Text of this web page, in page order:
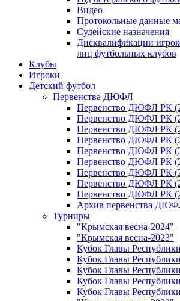
Видео
Протокольные данные
Судейские назначения
Дисквалификации
лиц футбольных клубов
Клубы
Игроки
Детский футбол
Первенства ДЮФЛ
Первенство ДЮФЛ РК
Первенство ДЮФЛ РК
Первенство ДЮФЛ РК
Первенство ДЮФЛ РК
Первенство ДЮФЛ РК
Первенство ДЮФЛ РК
Первенство ДЮФЛ РК
Первенство ДЮФЛ РК
Первенство ДЮФЛ РК
Архив первенства
Турниры
"Крымская весна-2024"
"Крымская весна-2023"
Кубок Главы
Кубок Главы
Кубок Главы
Кубок Главы
Кубок Главы